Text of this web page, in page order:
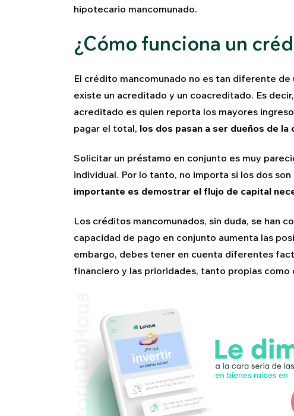
hipotecario mancomunado.
¿Cómo funciona un
El crédito mancomunado no es tan diferente
existe un acreditado y un coacreditado. Es
acreditado es quien reporta los mayores
pagar el total, los dos pasan a ser dueños de
Solicitar un préstamo en conjunto es muy
individual. Por lo tanto, no importa si los dos
importante es demostrar el flujo de capital
Los créditos mancomunados, sin duda, se han
capacidad de pago en conjunto aumenta las
embargo, debes tener en cuenta diferentes
financiero y las prioridades, tanto propias como